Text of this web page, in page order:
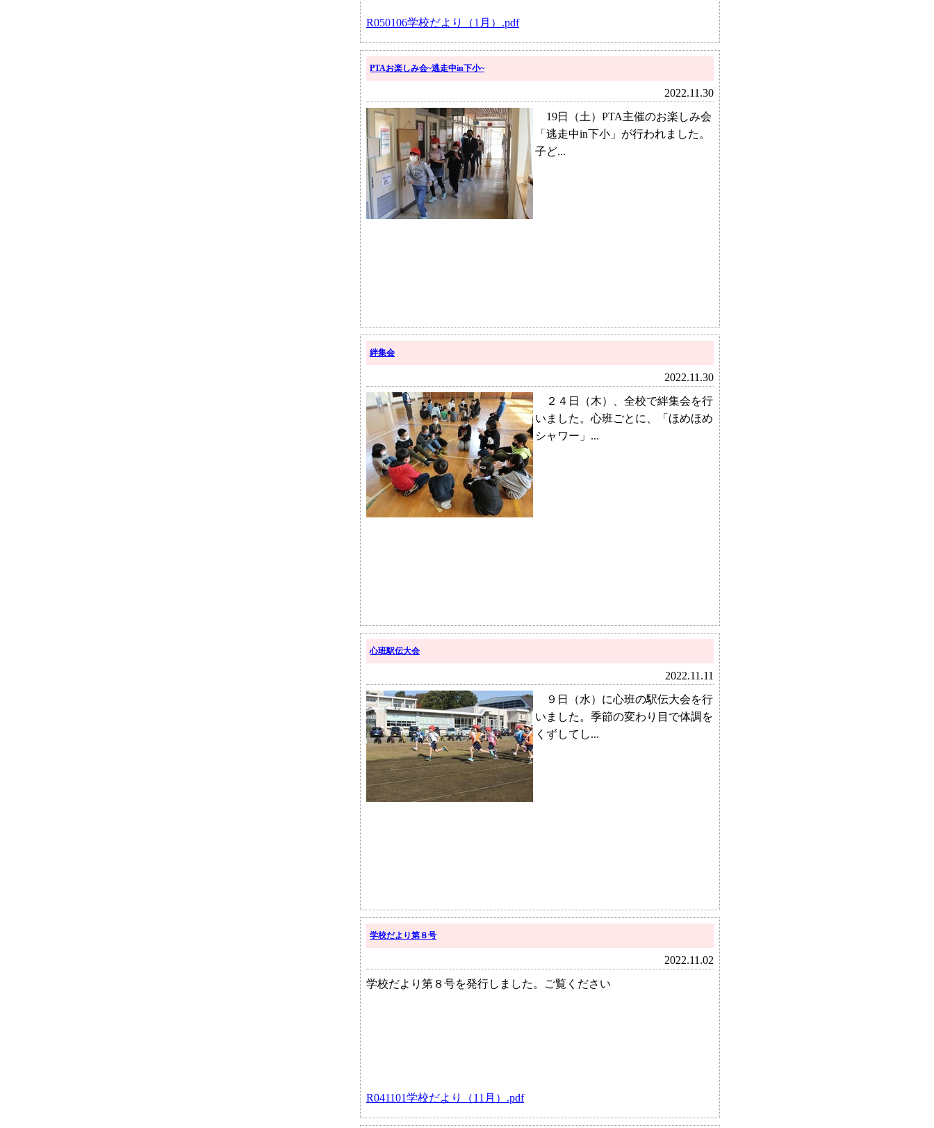
R050106学校だより（1月）.pdf
PTAお楽しみ会~逃走中in下小~
2022.11.30
19日（土）PTA主催のお楽しみ会
「逃走中in下小」が行われました。
子ど...
絆集会
2022.11.30
２４日（木）、全校で絆集会を行
いました。心班ごとに、「ほめほめ
シャワー」...
心班駅伝大会
2022.11.11
９日（水）に心班の駅伝大会を行
いました。季節の変わり目で体調を
くずしてし...
学校だより第８号
2022.11.02
学校だより第８号を発行しました。ご覧ください
R041101学校だより（11月）.pdf